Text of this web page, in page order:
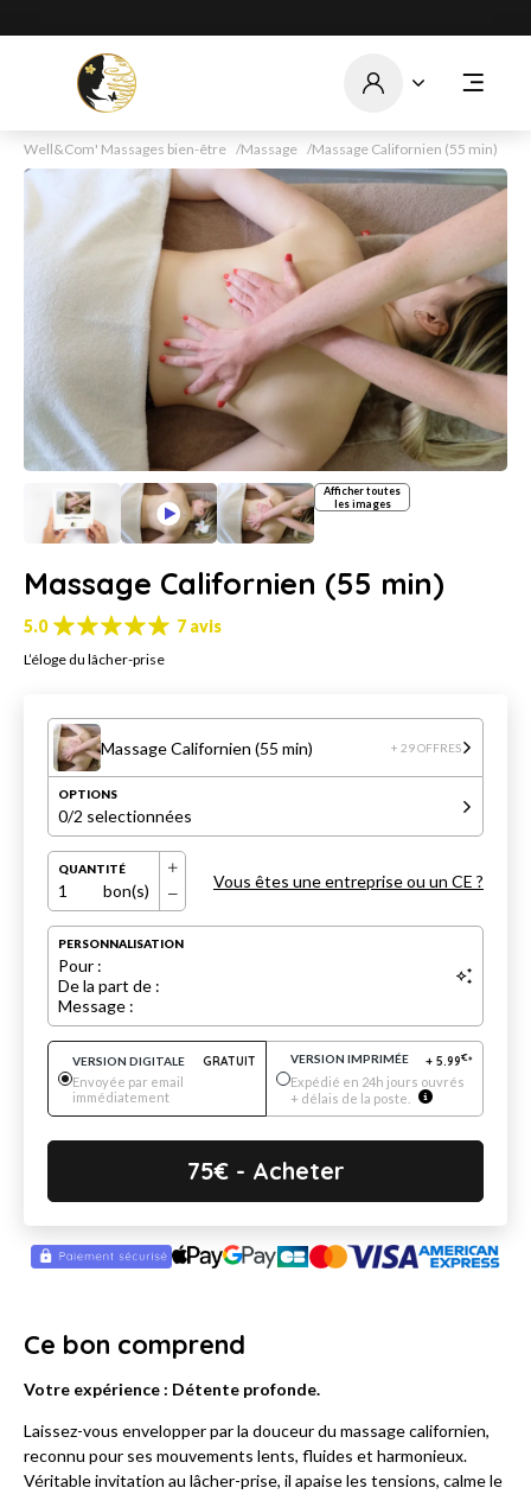
Well&Com' Massages bien-être Massage Massage Californien (55 min)
Afficher toutes
les images
Massage Californien (55 min)
5.0 7 avis
L’éloge du lâcher-prise
Massage Californien (55 min) + 29 OFFRES
OPTIONS
0/2 selectionnées
QUANTITÉ
1 bon(s) Vous êtes une entreprise ou un CE ?
PERSONNALISATION
Pour :
De la part de :
Message :
VERSION DIGITALE
GRATUIT
Envoyée par email
immédiatement
VERSION IMPRIMÉE + 5.99€*
Expédié en 24h jours ouvrés
+ délais de la poste.
75€- Acheter
Ce bon comprend
Votre expérience : Détente profonde.
Laissez-vous envelopper par la douceur du massage californien,
reconnu pour ses mouvements lents, fluides et harmonieux.
Véritable invitation au lâcher-prise, il apaise les tensions, calme le